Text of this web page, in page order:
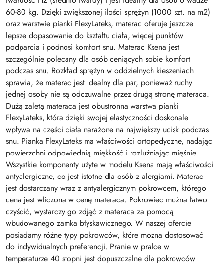
60-80 kg. Dzięki zwiększonej ilości sprężyn (1000 szt. na m2)
oraz warstwie pianki FlexyLateks, materac oferuje jeszcze
lepsze dopasowanie do kształtu ciała, więcej punktów
podparcia i podnosi komfort snu. Materac Ksena jest
szczególnie polecany dla osób ceniących sobie komfort
podczas snu. Rozkład sprężyn w oddzielnych kieszeniach
sprawia, że materac jest idealny dla par, ponieważ ruchy
jednej osoby nie są odczuwalne przez drugą stronę materaca.
Dużą zaletą materaca jest obustronna warstwa pianki
FlexyLateks, która dzięki swojej elastyczności doskonale
wpływa na części ciała narażone na największy ucisk podczas
snu. Pianka FlexyLateks ma właściwości ortopedyczne, nadając
powierzchni odpowiednią miękkość i rozluźniając mięśnie.
Wszystkie komponenty użyte w modelu Ksena mają właściwości
antyalergiczne, co jest istotne dla osób z alergiami. Materac
jest dostarczany wraz z antyalergicznym pokrowcem, którego
cena jest wliczona w cenę materaca. Pokrowiec można łatwo
czyścić, wystarczy go zdjąć z materaca za pomocą
wbudowanego zamka błyskawicznego. W naszej ofercie
posiadamy różne typy pokrowców, które można dostosować
do indywidualnych preferencji. Pranie w pralce w
temperaturze 40 stopni jest dopuszczalne dla pokrowców